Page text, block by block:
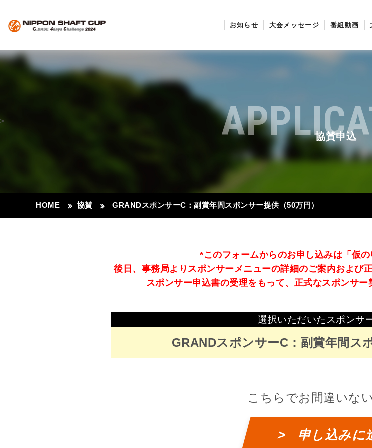
お知らせ 大会メッセージ 番組動画
協賛申込
>
HOME 協賛 GRANDスポンサーC：副賞年間スポンサー提供（50万円）
*このフォームからのお申し込みは「仮の
後日、事務局よりスポンサーメニューの詳細のご案内および
スポンサー申込書の受理をもって、正式なスポンサー
選択いただいたスポンサ
GRANDスポンサーC：副賞年間ス
こちらでお間違いな
> 申し込みに